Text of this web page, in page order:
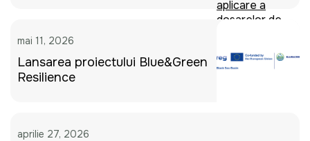
mai 11, 2026
Lansarea proiectului Blue&Green
Resilience
aprilie 27, 2026